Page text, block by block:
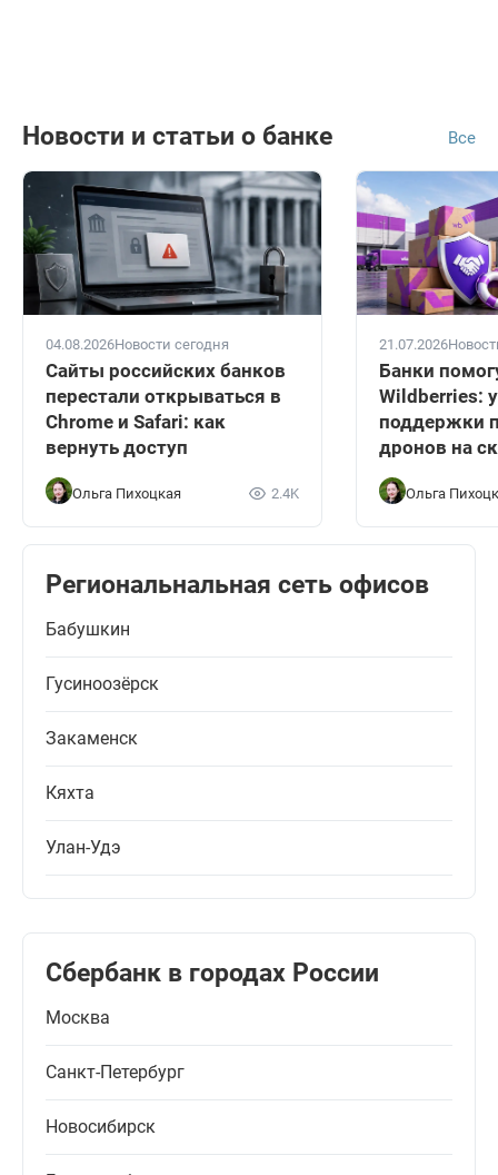
Новости и статьи о банке Все
04.08.2026Новости сегодня
Сайты российских банков
перестали открываться в
Chrome и Safari: как
вернуть доступ
Ольга Пихоцкая 2.4K
21.07.2026
Банки
Wildberries:
поддержки
дронов на
Ольга
Региональнальная сеть офисов
Бабушкин
Гусиноозёрск
Закаменск
Кяхта
Улан-Удэ
Сбербанк в городах России
Москва
Санкт-Петербург
Новосибирск